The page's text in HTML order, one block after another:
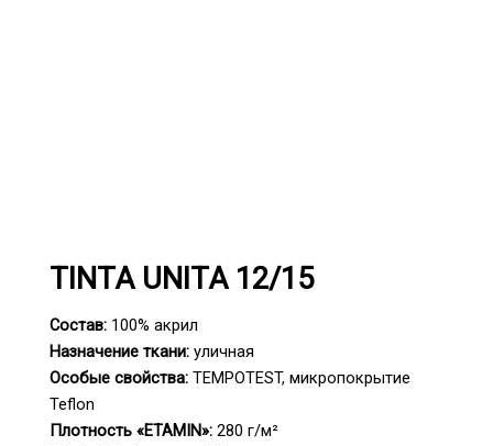
TINTA UNITA 12/15
Состав: 100% акрил
Назначение ткани: уличная
Особые свойства: TEMPOTEST, микропокрытие
Teflon
Плотность «ETAMIN»:280 г/м²